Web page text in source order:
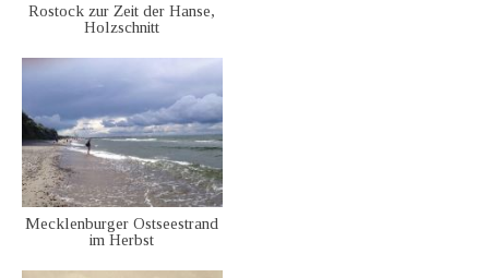
Rostock zur Zeit der Hanse,
Holzschnitt
Mecklenburger Ostseestrand
im Herbst